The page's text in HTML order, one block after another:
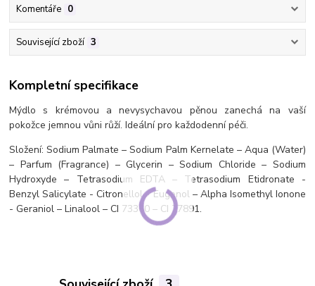
Komentáře 0
Související zboží 3
Kompletní specifikace
Mýdlo s krémovou a nevysychavou pěnou zanechá na vaší
pokožce jemnou vůni růží. Ideální pro každodenní péči.
Složení: Sodium Palmate – Sodium Palm Kernelate – Aqua (Water)
– Parfum (Fragrance) – Glycerin – Sodium Chloride – Sodium
Hydroxyde – Tetrasodium EDTA – Tetrasodium Etidronate -
Benzyl Salicylate - Citronellol - Eugenol – Alpha Isomethyl Ionone
- Geraniol – Linalool – CI 73360 – CI 77891.